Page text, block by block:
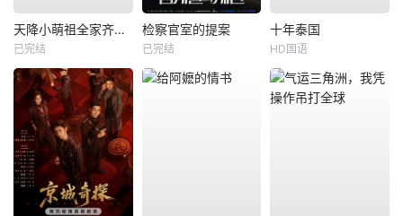
天降小萌祖全家齐齐宠
已完结
检察官室的提案
已完结
十年泰国
HD国语